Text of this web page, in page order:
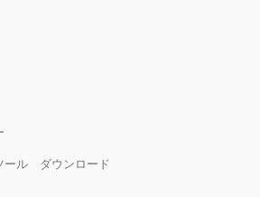
ール ダウンロード